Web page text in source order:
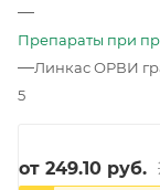
—
Препараты при
—Линкас ОРВИ
5
от 249.10 руб.